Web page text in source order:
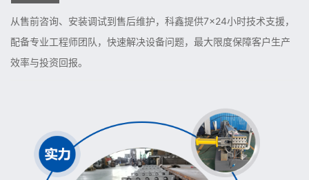
从售前咨询、安装调试到售后维护，科鑫提供7×24小时技术支援，
配备专业工程师团队，快速解决设备问题，最大限度保障客户生产
效率与投资回报。